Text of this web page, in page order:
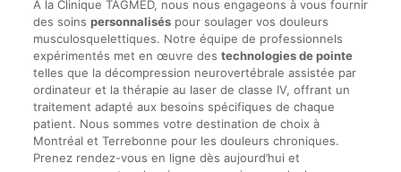
À la Clinique TAGMED, nous nous engageons à vous fournir
des soins personnaliséspour soulager vos douleurs
musculosquelettiques. Notre équipe de professionnels
expérimentés met en œuvre des technologies de pointe
telles que la décompression neurovertébrale assistée par
ordinateur et la thérapie au laser de classe IV, offrant un
traitement adapté aux besoins spécifiques de chaque
patient. Nous sommes votre destination de choix à
Montréal et Terrebonne pour les douleurs chroniques.
Prenez rendez-vous en ligne dès aujourd’hui et